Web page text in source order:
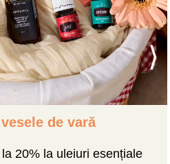
de vară
20% la uleiuri esențiale